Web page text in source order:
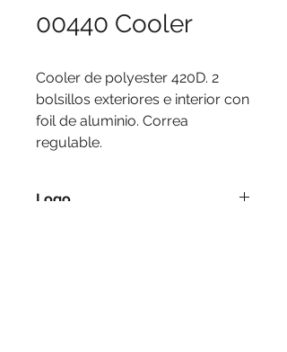
00440 Cooler
Cooler de polyester 420D. 2
bolsillos exteriores e interior con
foil de aluminio. Correa
regulable.
Logo